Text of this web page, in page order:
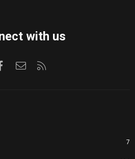
with us
FacebookKontaktirajte nas
7